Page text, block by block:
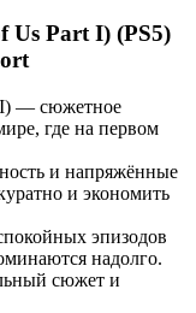
Us Part I) (PS5)
I) — сюжетное
где на первом
и напряжённые
и экономить
эпизодов
надолго.
сюжет и